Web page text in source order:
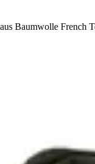
Baumwolle French